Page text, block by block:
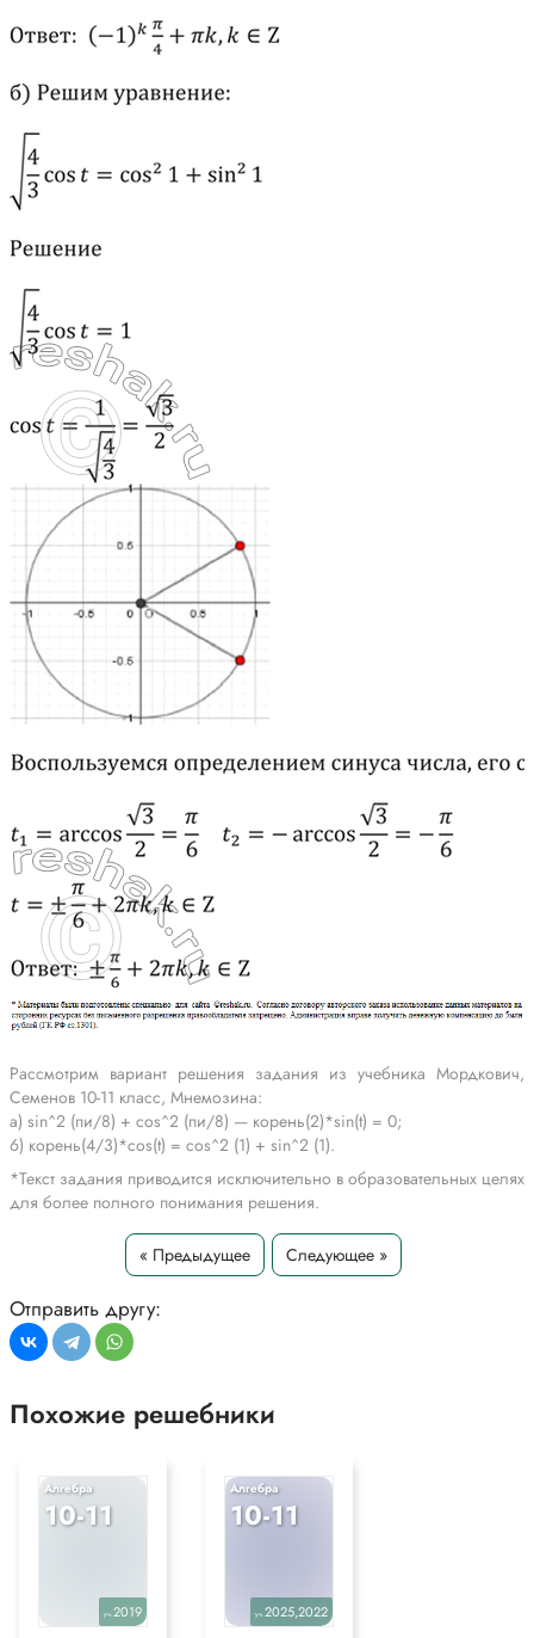
Рассмотрим вариант решения задания из учебника Мордкович,
Семенов 10-11 класс, Мнемозина:
a) sin^2 (пи/8) + cos^2 (пи/8) — корень(2)*sin(t) = 0;
6) корень(4/3)*cos(t) = cos^2 (1) + sin^2 (1).
*Текст задания приводится исключительно в образовательных целях
для более полного понимания решения.
« Предыдущее Следующее »
Отправить другу:
Похожие решебники
Алгебра
10-11
уч.2019
Алгебра
10-11
уч.2025,2022